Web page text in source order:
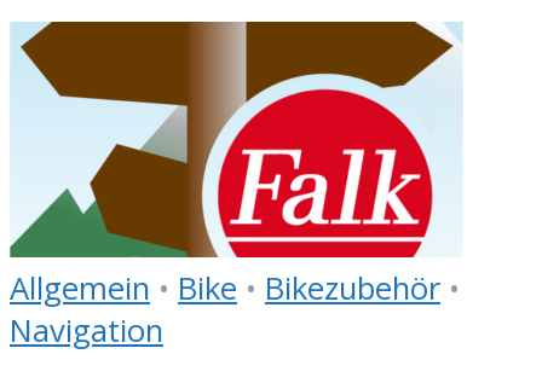
Allgemein • Bike • Bikezubehör •
Navigation